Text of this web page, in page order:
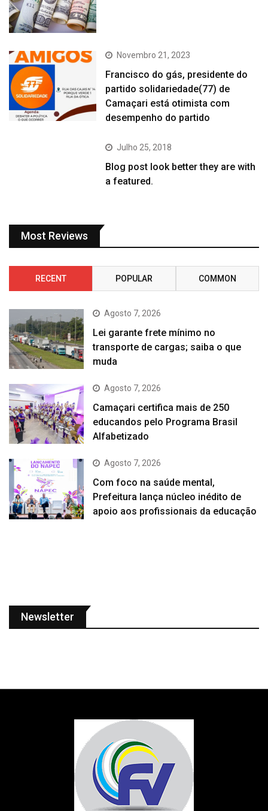
Novembro 21, 2023
Francisco do gás, presidente do
partido solidariedade(77) de
Camaçari está otimista com
desempenho do partido
Julho 25, 2018
Blog post look better they are with
a featured.
Most Reviews
RECENT POPULAR COMMON
Agosto 7, 2026
Lei garante frete mínimo no
transporte de cargas; saiba o que
muda
Agosto 7, 2026
Camaçari certifica mais de 250
educandos pelo Programa Brasil
Alfabetizado
Agosto 7, 2026
Com foco na saúde mental,
Prefeitura lança núcleo inédito de
apoio aos profissionais da educação
Newsletter